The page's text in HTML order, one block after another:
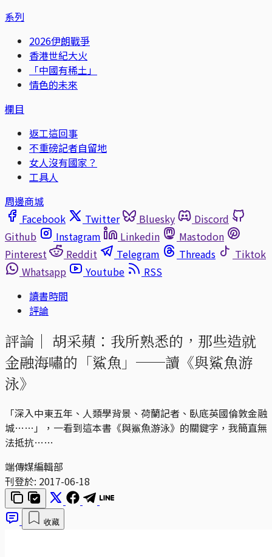
系列
2026伊朗戰爭
香港世紀大火
「中國有稀土」
情色的未來
欄目
返工這回事
不重磅記者自留地
女人沒有國家？
工具人
周邊商城
Facebook
Twitter Bluesky
Discord
Github
Instagram Linkedin
Mastodon
Pinterest
Reddit Telegram Threads
Tiktok
Whatsapp
Youtube
RSS
讀書時間
評論
評論｜ 胡采蘋：我所熟悉的，那些造就
金融海嘯的「鯊魚」──讀《與鯊魚游
泳》
「深入中東五年、人類學背景、荷蘭記者、臥底英國倫敦金融
城……」，一看到這本書《與鯊魚游泳》的關鍵字，我簡直無
法抵抗……
端傳媒編輯部
刊登於: 2017-06-18
收藏